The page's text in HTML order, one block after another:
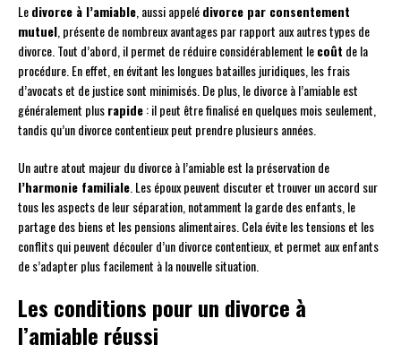
Ledivorce à l’amiable, aussi appelédivorce par consentement
mutuel, présente de nombreux avantages par rapport aux autres types de
divorce. Tout d’abord, il permet de réduire considérablement lecoût de la
procédure. En effet, en évitant les longues batailles juridiques, les frais
d’avocats et de justice sont minimisés. De plus, le divorce à l’amiable est
généralement plusrapide: il peut être finalisé en quelques mois seulement,
tandis qu’un divorce contentieux peut prendre plusieurs années.
Un autre atout majeur du divorce à l’amiable est la préservation de
l’harmonie familiale. Les époux peuvent discuter et trouver un accord sur
tous les aspects de leur séparation, notamment la garde des enfants, le
partage des biens et les pensions alimentaires. Cela évite les tensions et les
conflits qui peuvent découler d’un divorce contentieux, et permet aux enfants
de s’adapter plus facilement à la nouvelle situation.
Les conditions pour un divorce à
l’amiable réussi